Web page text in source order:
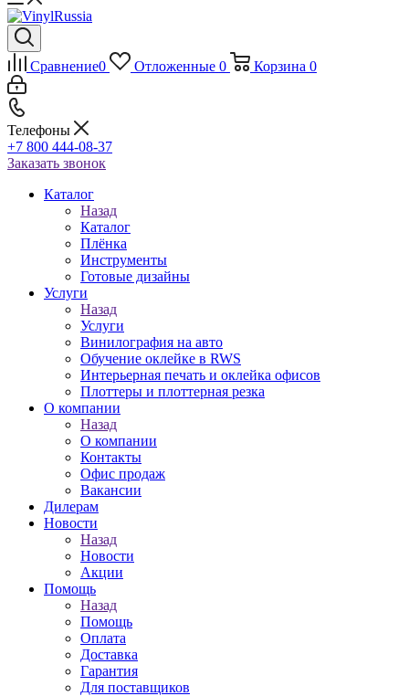
Сравнение0 Отложенные 0 Корзина 0
Телефоны
+7 800 444-08-37
Заказать звонок
Каталог
Назад
Каталог
Плёнка
Инструменты
Готовые дизайны
Услуги
Назад
Услуги
Винилография на авто
Обучение оклейке в RWS
Интерьерная печать и оклейка офисов
Плоттеры и плоттерная резка
О компании
Назад
О компании
Контакты
Офис продаж
Вакансии
Дилерам
Новости
Назад
Новости
Акции
Помощь
Назад
Помощь
Оплата
Доставка
Гарантия
Для поставщиков